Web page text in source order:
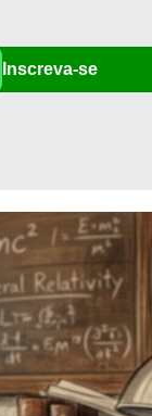
Inscreva-se